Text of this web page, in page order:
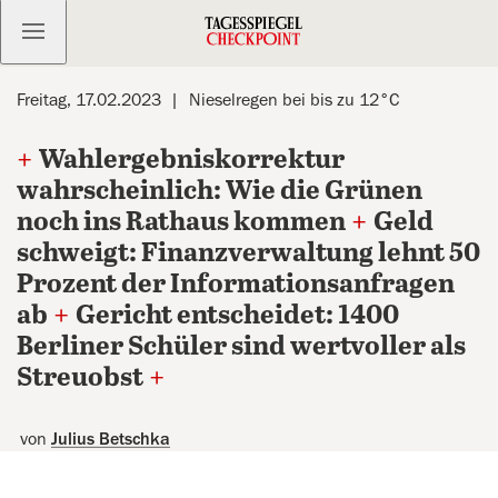
Kostenlos anmelden
Freitag, 17.02.2023 Nieselregen bei bis zu 12°C
+ Wahlergebniskorrektur
wahrscheinlich: Wie die Grünen
noch ins Rathaus kommen + Geld
schweigt: Finanzverwaltung lehnt 50
Prozent der Informationsanfragen
ab + Gericht entscheidet: 1400
Berliner Schüler sind wertvoller als
Streuobst +
von Julius Betschka